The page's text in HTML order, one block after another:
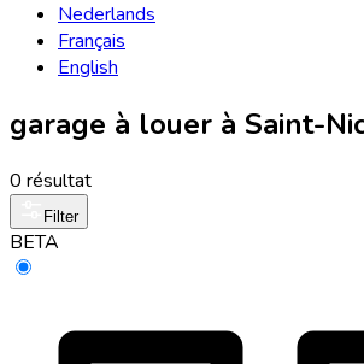
Nederlands
Français
English
garage à louer à Saint-
0 résultat
Filter
BETA